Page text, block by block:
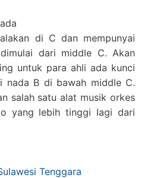
di C dan mempunyai
dari middle C. Akan
untuk para ahli ada kunci
nada B di bawah middle C.
salah satu alat musik orkes
yang lebih tinggi lagi dari
Tenggara